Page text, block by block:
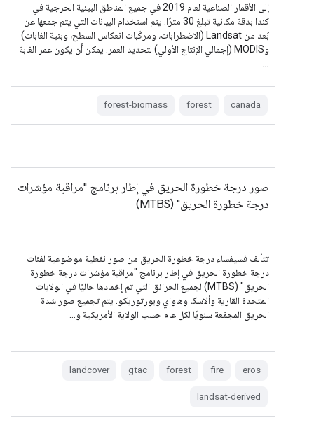
إلى الأقمار الصناعية لعام 2019 في جميع المناطق البيئية الحرجية في
كندا بدقة مكانية تبلغ 30 مترًا. يتم استخدام البيانات التي يتم جمعها عن
بُعد من Landsat (الاضطرابات، ومركّبات انعكاس السطح، وبنية الغابات)
وMODIS (إجمالي الإنتاج الأولي) لتحديد العمر. يمكن أن يكون عمر الغابة
canada
forest
forest-biomass
صور درجة خطورة الحريق في إطار برنامج "مراقبة مؤشرات
درجة خطورة الحريق" (MTBS)
تتألف فسيفساء درجة خطورة الحريق من صور نقطية موضوعية لفئات
درجة خطورة الحريق في إطار برنامج "مراقبة مؤشرات درجة خطورة
الحريق" (MTBS) لجميع الحرائق التي تم إخمادها حاليًا في الولايات
المتحدة القارية وألاسكا وهاواي وبورتوريكو. يتم تجميع صور شدة
الحريق المجمّعة سنويًا لكل عام حسب الولاية الأمريكية و…
eros
fire
forest
gtac
landcover
landsat-derived